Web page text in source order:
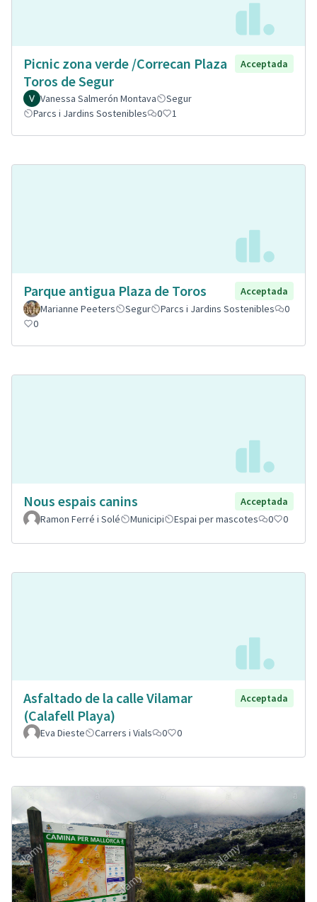
Picnic zona verde /Correcan Plaza
Toros de Segur
Acceptada
Vanessa Salmerón Montava
Segur
Parcs i Jardins Sostenibles
0 1
Parque antigua Plaza de Toros
Acceptada
Marianne Peeters
Segur Parcs i Jardins Sostenibles
0
0
Nous espais canins
Acceptada
Ramon Ferré i Solé
Municipi Espai per mascotes 0 0
Asfaltado de la calle Vilamar
(Calafell Playa)
Acceptada
Eva Dieste Carrers i Vials 0 0